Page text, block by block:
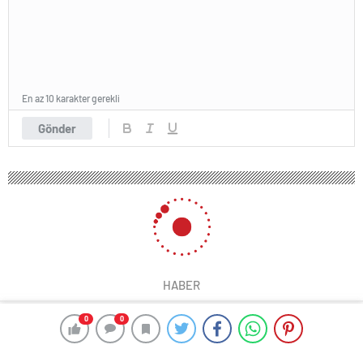
0 0
Gönder
En az 10 karakter gerekli
HABER